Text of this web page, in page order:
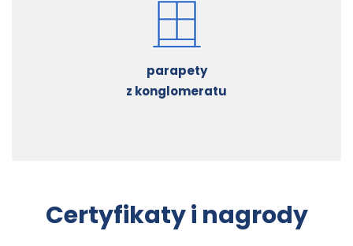
parapety
z konglomeratu
Certyfikaty i nagrody